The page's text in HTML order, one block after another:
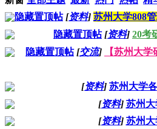
隐藏置顶帖 [资料] 苏州大学808
隐藏置顶帖 [资料] 20考
隐藏置顶帖 [交流] 【苏州大
[资料] 苏州大学
[资料] 苏州
[资料] 苏州